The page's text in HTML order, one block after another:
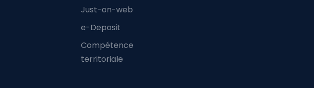
Just-on-web
e-Deposit
Compétence
territoriale